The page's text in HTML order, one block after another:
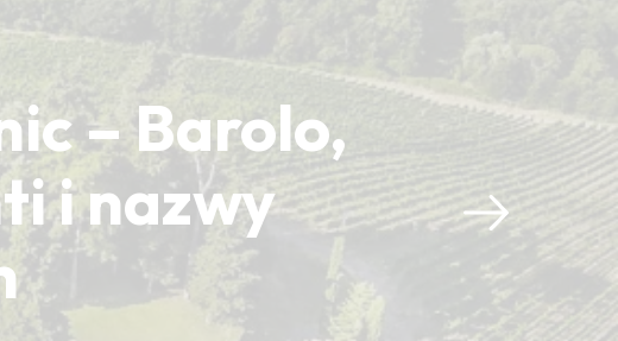
– Barolo,
i nazwy